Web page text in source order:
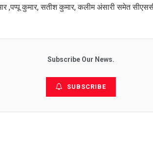
,पप्पू कुमार, सतीश कुमार, कलीम अंसारी समेत
Subscribe Our News.
SUBSCRIBE